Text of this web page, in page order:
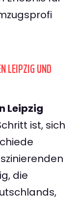
LEIPZIG UND
Leipzig
ist, sich
die